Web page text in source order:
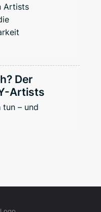
Artists
Der
Artists
tun – und